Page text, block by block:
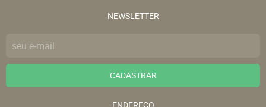
NEWSLETTER
CADASTRAR